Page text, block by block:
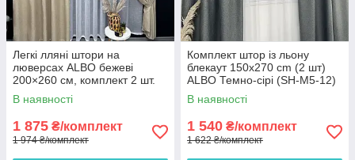
Легкі лляні штори на
люверсах ALBO бежеві
200×260 см, комплект 2 шт.
(SH-LM1-13)
В наявності
1 875 ₴/комплект
1 974 ₴/комплект
Комплект штор із льону
блекаут 150x270 cm (2 шт)
ALBO Темно-сірі (SH-M5-12)
В наявності
1 540 ₴/комплект
1 622 ₴/комплект